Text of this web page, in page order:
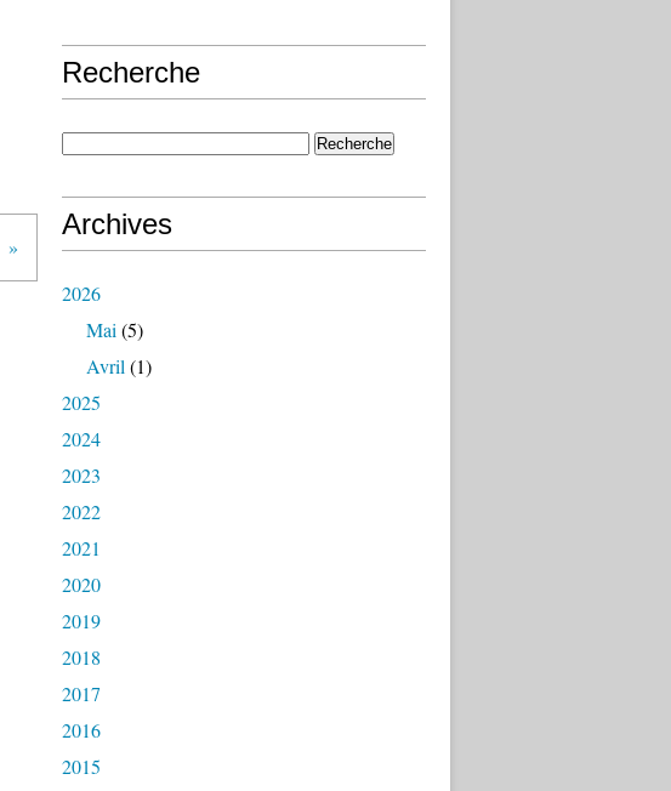
Recherche
Archives
2026
Mai (5)
Avril (1)
2025
2024
2023
2022
2021
2020
2019
2018
2017
2016
2015